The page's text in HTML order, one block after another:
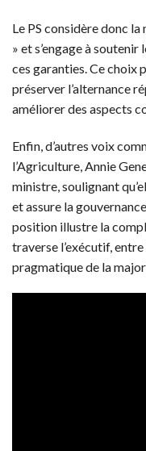
Le PS considère donc
» et s’engage à
ces garanties. Ce choix
préserver l’alternance
améliorer des aspects
Enfin, d’autres voix
l’Agriculture, Annie
ministre, soulignant
et assure la
position illustre la
traverse l’exécutif,
pragmatique de la